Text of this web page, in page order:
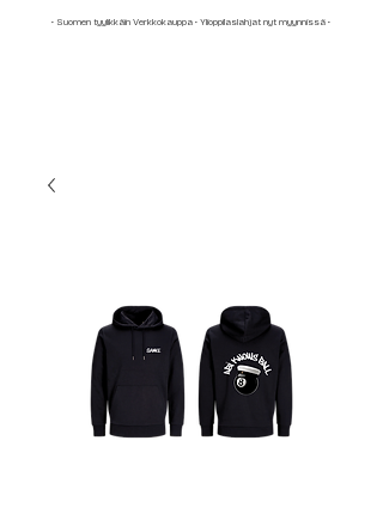
• Suomen tyylikkäin Verkkokauppa • Ylioppilaslahjat nyt myynnissä •